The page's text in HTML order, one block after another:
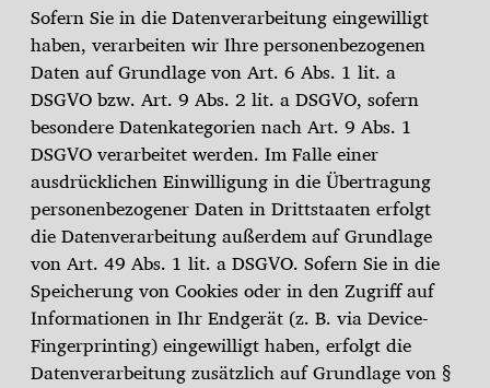
Sofern Sie in die Datenverarbeitung eingewilligt
haben, verarbeiten wir Ihre personenbezogenen
Daten auf Grundlage von Art. 6 Abs. 1 lit. a
DSGVO bzw. Art. 9 Abs. 2 lit. a DSGVO, sofern
besondere Datenkategorien nach Art. 9 Abs. 1
DSGVO verarbeitet werden. Im Falle einer
ausdrücklichen Einwilligung in die Übertragung
personenbezogener Daten in Drittstaaten erfolgt
die Datenverarbeitung außerdem auf Grundlage
von Art. 49 Abs. 1 lit. a DSGVO. Sofern Sie in die
Speicherung von Cookies oder in den Zugriff auf
Informationen in Ihr Endgerät (z. B. via Device-
Fingerprinting) eingewilligt haben, erfolgt die
Datenverarbeitung zusätzlich auf Grundlage von §